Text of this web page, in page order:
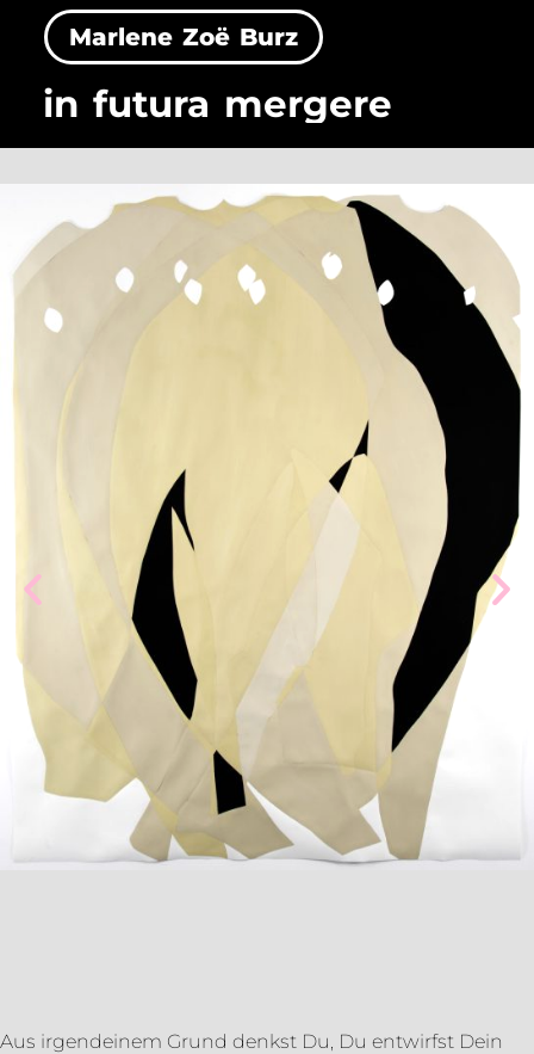
Marlene Zoë Burz
in futura mergere
Aus irgendeinem Grund denkst Du, Du entwirfst Dein